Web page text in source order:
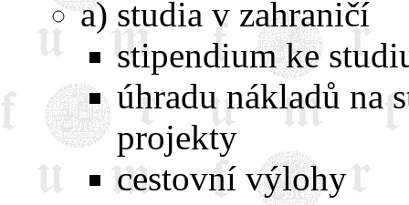
a) studia v zahraničí
stipendium ke
úhradu nákladů na
projekty
cestovní výlohy